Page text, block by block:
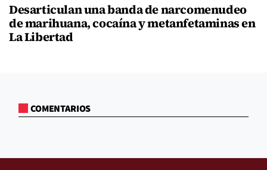
Desarticulan una banda de narcomenudeo
de marihuana, cocaína y metanfetaminas en
La Libertad
COMENTARIOS